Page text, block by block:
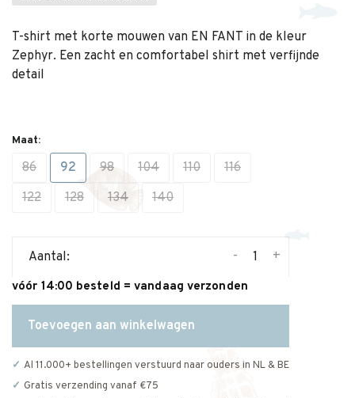
T-shirt met korte mouwen van EN FANT in de kleur
Zephyr. Een zacht en comfortabel shirt met verfijnde
detail
Maat:
86 92 98 104 110
116
122
128 134 140
Aantal: +
-
vóór 14:00 besteld = vandaag verzonden
Toevoegen aan winkelwagen
Al 11.000+ bestellingen verstuurd naar ouders in NL & BE
Gratis verzending vanaf €75